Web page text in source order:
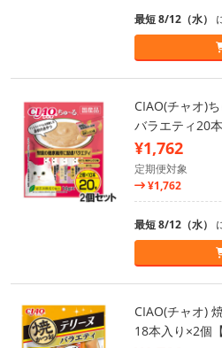
最短 8/12（水）
CIAO(チャオ)
バラエティ20
¥1,762
定期便対象
¥1,762
最短 8/12（水）
CIAO(チャオ)
18本入り×2個